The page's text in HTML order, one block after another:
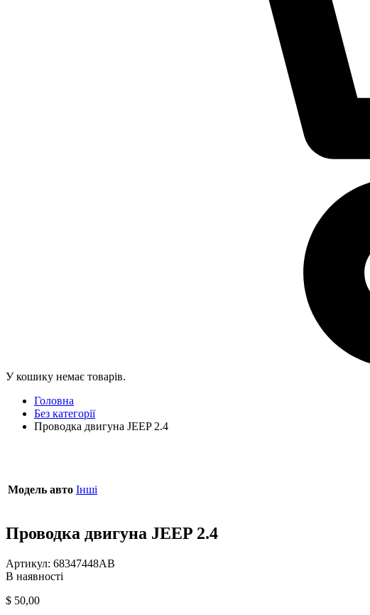
У кошику немає товарів.
Головна
Без категорії
Проводка двигуна JEEP 2.4
Модель авто Інші
Проводка двигуна JEEP 2.4
Артикул: 68347448AB
В наявності
$ 50,00